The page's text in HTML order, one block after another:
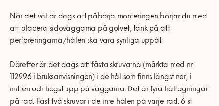
När det väl är dags att påbörja monteringen börjar du med
att placera sidoväggarna på golvet, tänk på att
perforeringarna/hålen ska vara synliga uppåt.
Därefter är det dags att fästa skruvarna (märkta med nr.
112996 i bruksanvisningen) i de hål som finns längst ner, i
mitten och högst upp på väggarna. Det är fyra håltagningar
på rad. Fäst två skruvar i de inre hålen på varje rad. 6 st